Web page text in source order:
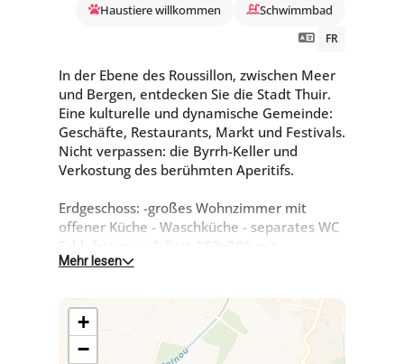
Haustiere willkommen Schwimmbad
FR
In der Ebene des Roussillon, zwischen Meer
und Bergen, entdecken Sie die Stadt Thuir.
Eine kulturelle und dynamische Gemeinde:
Geschäfte, Restaurants, Markt und Festivals.
Nicht verpassen: die Byrrh-Keller und
Verkostung des berühmten Aperitifs.
Erdgeschoss: -großes Wohnzimmer mit
offener Küche - Waschküche - separates WC
Schlafzimmer: 1 Bett 160x200 mit
angrenzendem Badezimmer + italienischer
Terrasse
Erster Stock: Die Schlafzimmer haben jeweils
ein eigenes angrenzendes Badezimmer, 2
der Schlafzimmer haben eine gemeinsame
Mehr lesen
+
−